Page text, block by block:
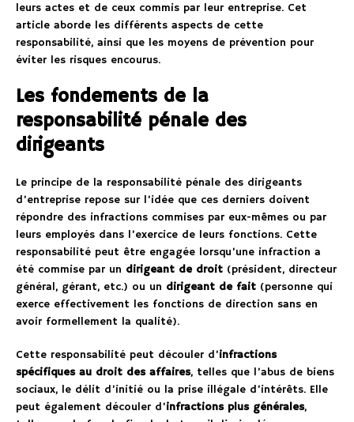
leurs actes et de ceux commis par leur entreprise. Cet
article aborde les différents aspects de cette
responsabilité, ainsi que les moyens de prévention pour
éviter les risques encourus.
Les fondements de la
responsabilité pénale des
dirigeants
Le principe de la responsabilité pénale des dirigeants
d’entreprise repose sur l’idée que ces derniers doivent
répondre des infractions commises par eux-mêmes ou par
leurs employés dans l’exercice de leurs fonctions. Cette
responsabilité peut être engagée lorsqu’une infraction a
été commise par un dirigeant de droit (président, directeur
général, gérant, etc.) ou un dirigeant de fait (personne qui
exerce effectivement les fonctions de direction sans en
avoir formellement la qualité).
Cette responsabilité peut découler d’infractions
spécifiques au droit des affaires, telles que l’abus de biens
sociaux, le délit d’initié ou la prise illégale d’intérêts. Elle
peut également découler d’infractions plus générales,